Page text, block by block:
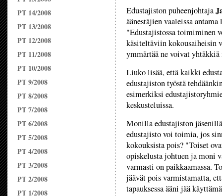
PT 14/2008
PT 13/2008
PT 12/2008
PT 11/2008
PT 10/2008
PT 9/2008
PT 8/2008
PT 7/2008
PT 6/2008
PT 5/2008
PT 4/2008
PT 3/2008
PT 2/2008
PT 1/2008
Edustajiston puheenjohtaja
äänestäjien vaaleissa
"Edustajistossa toimiminen
käsiteltäviin kokousaiheisin
ymmärtää ne voivat
Liuko lisää, että kaikki
edustajiston työstä
esimerkiksi
keskusteluissa.
Monilla edustajiston
edustajisto voi toimia, jos
kokouksista pois? "Toiset
opiskelusta johtuen ja moni
varmasti on paikkaamassa.
jäävät pois varmistamatta,
tapauksessa ääni jää